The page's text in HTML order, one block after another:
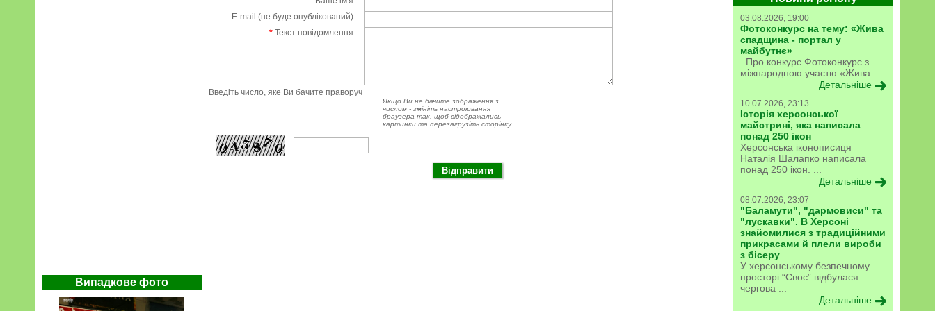
Випадкове фото
03.08.2026, 19:00
Фотоконкурс на тему: «Жива
спадщина - портал у
майбутнє»
Про конкурс Фотоконкурс з
міжнародною участю «Жива ...
Детальніше
10.07.2026, 23:13
Історія херсонської
майстрині, яка написала
понад 250 ікон
Херсонська іконописиця
Наталія Шалапко написала
понад 250 ікон. ...
Детальніше
08.07.2026, 23:07
"Баламути", "дармовиси" та
"лускавки". В Херсоні
знайомилися з традиційними
прикрасами й плели вироби
з бісеру
У херсонському безпечному
просторі “Своє” відбулася
чергова ...
Детальніше
E-mail (не буде опублікований)
* Текст повідомлення
Введіть число, яке Ви бачите праворуч
Якщо Ви не бачите зображення з
числом - змініть настроювання
браузера так, щоб відображались
картинки та перезагрузіть сторінку.